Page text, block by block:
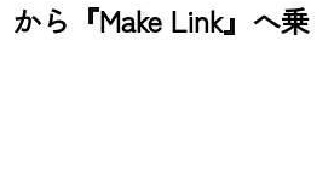
から『Make Link』へ乗